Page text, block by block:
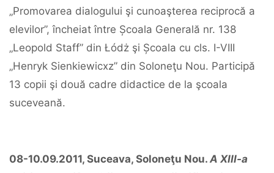
„Promovarea dialogului şi cunoaşterea reciprocă a
elevilor”, încheiat între Școala Generală nr. 138
„Leopold Staff” din Łódż şi Școala cu cls. I-VIII
„Henryk Sienkiewicxz” din Soloneţu Nou. Participă
13 copii şi două cadre didactice de la şcoala
suceveană.
08-10.09.2011, Suceava, Soloneţu Nou. A XIII-a